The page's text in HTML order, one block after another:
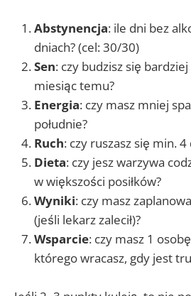
Abstynencja: ile dni bez
dniach? (cel: 30/30)
Sen: czy budzisz się
miesiąc temu?
Energia: czy masz mniej
południe?
Ruch: czy ruszasz się min.
Dieta: czy jesz warzywa
w większości posiłków?
Wyniki: czy masz
(jeśli lekarz zalecił)?
Wsparcie: czy masz 1
którego wracasz, gdy jest